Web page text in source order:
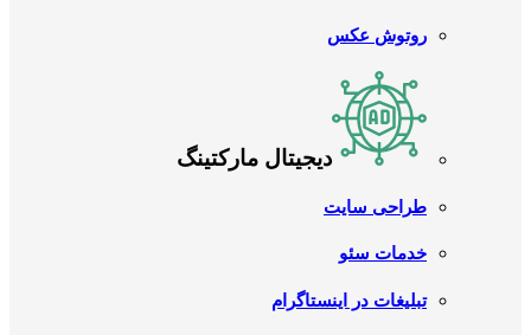
روتوش عکس
دیجیتال مارکتینگ
طراحی سایت
خدمات سئو
تبلیغات در اینستاگرام